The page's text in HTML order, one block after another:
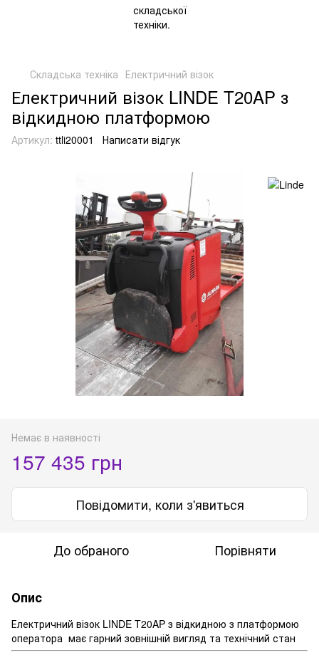
Складська техніка Електричний візок
Електричний візок LINDE T20AP з
відкидною платформою
Артикул: ttli20001 Написати відгук
Немає в наявності
157 435 грн
Повідомити, коли з'явиться
До обраного Порівняти
Опис
Електричний візок LINDE T20AP з відкидною з платформою
оператора має гарний зовнішній вигляд та технічний стан